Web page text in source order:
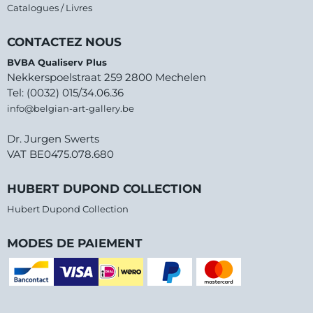
Catalogues / Livres
CONTACTEZ NOUS
BVBA Qualiserv Plus
Nekkerspoelstraat 259 2800 Mechelen
Tel: (0032) 015/34.06.36
info@belgian-art-gallery.be
Dr. Jurgen Swerts
VAT BE0475.078.680
HUBERT DUPOND COLLECTION
Hubert Dupond Collection
MODES DE PAIEMENT